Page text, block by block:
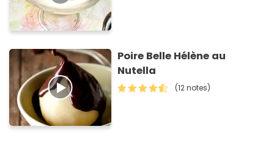
Poire Belle Hélène au
Nutella
(12 notes)